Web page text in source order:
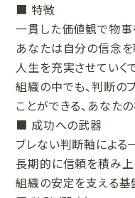
■ 特徴
一貫した価値観で物事
あなたは自分の信念を
人生を充実させていくで
組織の中でも、判断の
ことができる、あなた
■ 成功への武器
ブレない判断軸による
長期的に信頼を積み
組織の安定を支える基